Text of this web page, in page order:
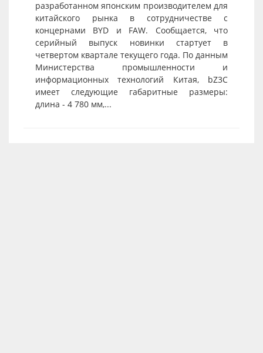
разработанном японским производителем для
китайского рынка в сотрудничестве с
концернами BYD и FAW. Сообщается, что
серийный выпуск новинки стартует в
четвертом квартале текущего года. По данным
Министерства промышленности и
информационных технологий Китая, bZ3C
имеет следующие габаритные размеры:
длина - 4 780 мм,...